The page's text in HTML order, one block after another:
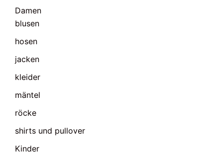
Damen
blusen
hosen
jacken
kleider
mäntel
röcke
shirts und pullover
Kinder